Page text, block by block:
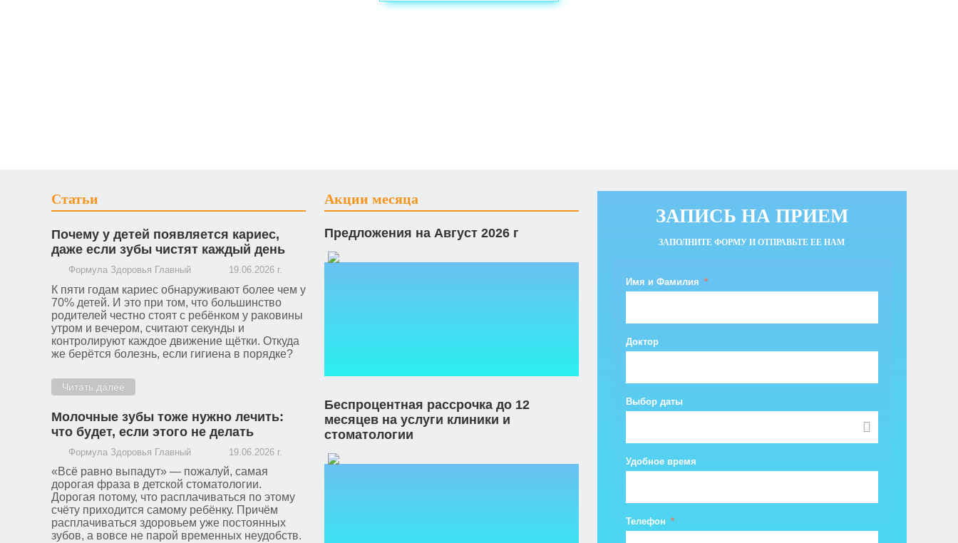
Статьи
Почему у детей появляется кариес,
даже если зубы чистят каждый день
Формула Здоровья Главный 19.06.2026 г.
К пяти годам кариес обнаруживают более чем у
70% детей. И это при том, что большинство
родителей честно стоят с ребёнком у раковины
утром и вечером, считают секунды и
контролируют каждое движение щётки. Откуда
же берётся болезнь, если гигиена в порядке?
Читать далее
Молочные зубы тоже нужно лечить:
что будет, если этого не делать
Формула Здоровья Главный 19.06.2026 г.
«Всё равно выпадут» — пожалуй, самая
дорогая фраза в детской стоматологии.
Дорогая потому, что расплачиваться по этому
счёту приходится самому ребёнку. Причём
расплачиваться здоровьем уже постоянных
зубов, а вовсе не парой временных неудобств.
Акции месяца
Предложения на Август 2026 г
Беспроцентная рассрочка до 12
месяцев на услуги клиники и
стоматологии
ЗАПИСЬ НА ПРИЕМ
ЗАПОЛНИТЕ ФОРМУ И ОТПРАВЬТЕ ЕЕ НАМ
Имя и Фамилия
Доктор
Выбор даты
Удобное время
Телефон